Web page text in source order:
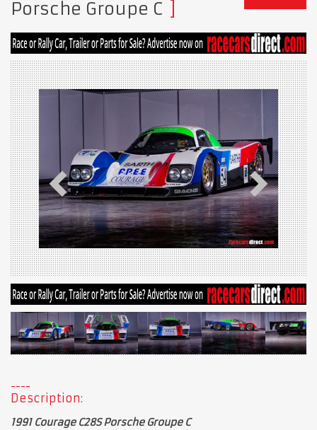
Porsche Groupe C
Description:
1991 Courage C28S Porsche Groupe C